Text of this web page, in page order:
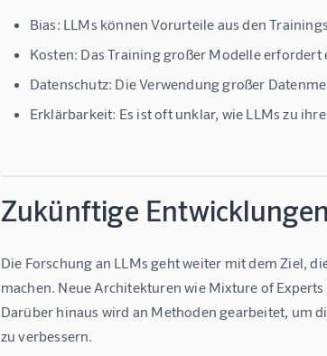
Bias: LLMs können Vorurteile aus den
Kosten: Das Training großer Modelle erfordert
Datenschutz: Die Verwendung großer
Erklärbarkeit: Es ist oft unklar, wie LLMs zu
Zukünftige Entwicklungen
Die Forschung an LLMs geht weiter mit dem Ziel,
machen. Neue Architekturen wie Mixture of
Darüber hinaus wird an Methoden gearbeitet, um
zu verbessern.